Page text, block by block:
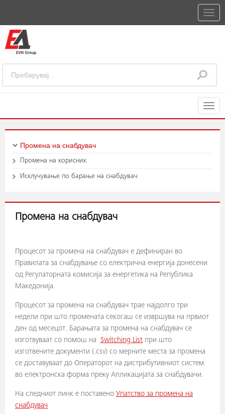
Промена на снабдувач
Промена на корисник
Исклучување по барање на снабдувач
Промена на снабдувач
Процесот за промена на снабдувач е дефиниран во
Правилата за снабдување со електрична енергија донесени
од Регулаторната комисија за енергетика на Република
Македонија.
Процесот за промена на снабдувач трае најдолго три
недели при што промената секогаш се извршува на првиот
ден од месецот. Барањата за промена на снабдувач се
изготвуваат со помош на Switching List при што
изготвените документи (.csv) со мерните места за промена
се доставуваат до Операторот на дистрибутивниот систем
во електронска форма преку Апликацијата за снабдувачи.
На следниот линк е поставено Упатство за промена на
снабдувач